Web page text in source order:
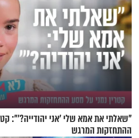
"שאלתי את אמא שלי 'אני יהודייה?'":
ההתחזקות המרגש